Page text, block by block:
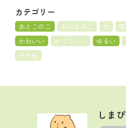
カテゴリー
おとこのこ おんなのこ 犬 猫
かわいい
かっこいい ゆるい
その他
しまぴ